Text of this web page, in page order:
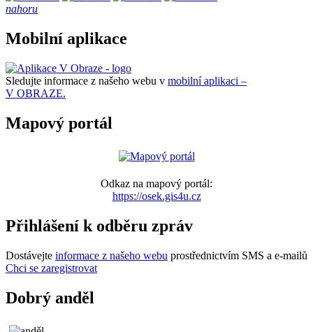
nahoru
Mobilní aplikace
Sledujte informace z našeho webu v mobilní aplikaci –
V OBRAZE.
Mapový portál
Odkaz na mapový portál:
https://osek.gis4u.cz
Přihlášení k odběru zpráv
Dostávejte informace z našeho webu prostřednictvím SMS a e-mailů
Chci se zaregistrovat
Dobrý anděl